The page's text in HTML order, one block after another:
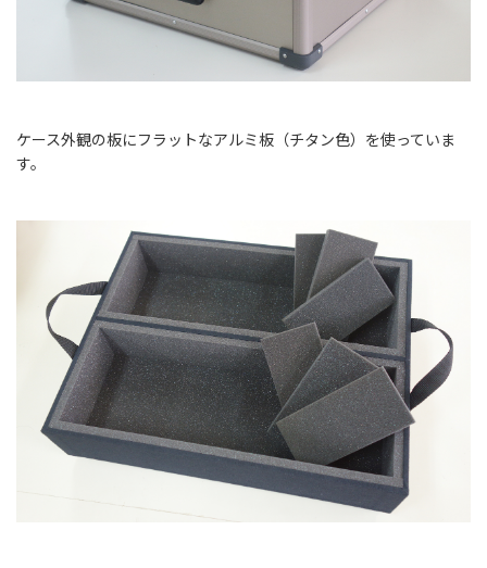
ケース外観の板にフラットなアルミ板（チタン色）を使っていま
す。